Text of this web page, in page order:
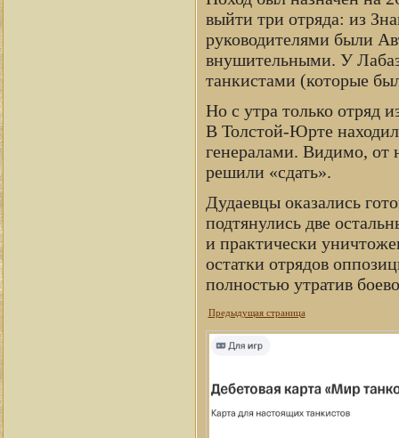
выйти три отряда: из
руководителями были
внушительными. У
танкистами (которые
Но с утра только отряд
В Толстой-Юрте
генералами. Видимо, от
решили «сдать».
Дудаевцы оказались
подтянулись две
и практически
остатки отрядов
полностью утратив
Предыдущая страница